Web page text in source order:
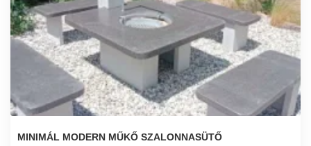
MINIMÁL MODERN MŰKŐ SZALONNASÜTŐ